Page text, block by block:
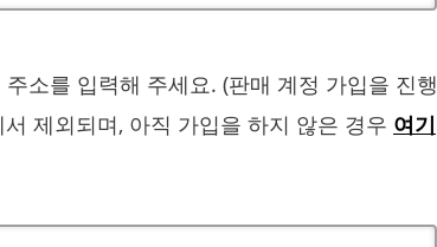
소를 입력해 주세요. (판매 계정 가입을 진행
제외되며, 아직 가입을 하지 않은 경우 여기